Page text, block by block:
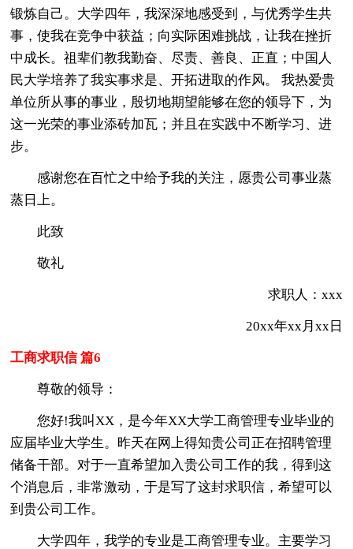
锻炼自己。大学四年，我深深地感受到，与优秀学生共
事，使我在竞争中获益；向实际困难挑战，让我在挫折
中成长。祖辈们教我勤奋、尽责、善良、正直；中国人
民大学培养了我实事求是、开拓进取的作风。 我热爱贵
单位所从事的事业，殷切地期望能够在您的领导下，为
这一光荣的事业添砖加瓦；并且在实践中不断学习、进
步。
感谢您在百忙之中给予我的关注，愿贵公司事业蒸
蒸日上。
此致
敬礼
求职人：xxx
20xx年xx月xx日
工商求职信 篇6
尊敬的领导：
您好!我叫XX，是今年XX大学工商管理专业毕业的
应届毕业大学生。昨天在网上得知贵公司正在招聘管理
储备干部。对于一直希望加入贵公司工作的我，得到这
个消息后，非常激动，于是写了这封求职信，希望可以
到贵公司工作。
大学四年，我学的专业是工商管理专业。主要学习